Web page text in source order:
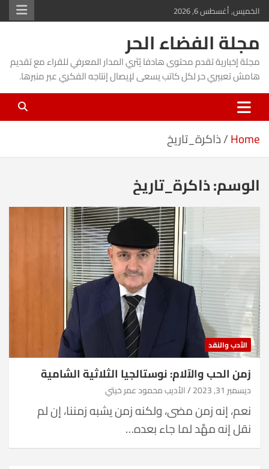
Skip
to
content
الخميس, أغسطس 6, 2026
مجلة الفضاء الحر
مجلة إخبارية تقدم محتوى هادفا يُثري المدار المعرفي للقراء مع تقديم
هامش تعبيري حر لكل كاتب يسعى لإيصال إنتاجه الفكري عبر منبرها.
Home ذاكرة_تاريخ
الوسم:ذاكرة_تاريخ
الأدب والنقد
زمن الحب والآلام: نوستالجيا الثلاثية الشامية
ديسمبر 31, 2023 الأديب محمود عمر خيتي
نعم، إنه زمن مضى، ولكنه زمن يشبه زمننا، إن لم
نقل إنه مهَّد لما جاء بعده…